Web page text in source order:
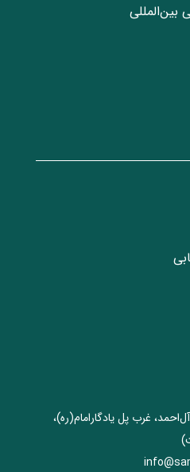
غرب پل يادگار‌امام(ره)‌،